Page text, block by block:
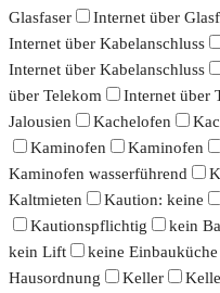
Glasfaser
Internet über
Internet über Kabelanschluss
Internet über Kabelanschluss
über Telekom
Internet über
Jalousien
Kachelofen
Kaminofen
Kaminofen
Kaminofen wasserführend
Kaltmieten
Kaution: keine
Kautionspflichtig
kein
kein Lift
keine Einbauküche
Hausordnung
Keller